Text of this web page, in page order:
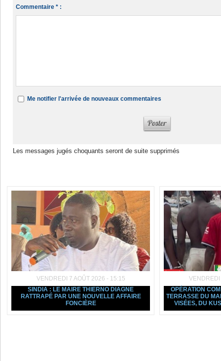
Commentaire * :
Me notifier l'arrivée de nouveaux commentaires
Les messages jugés choquants seront de suite supprimés
VENDREDI 7 AOÛT 2026 - 15:15
SINDIA : LE MAIRE THIERNO DIAGNE
RATTRAPÉ PAR UNE NOUVELLE AFFAIRE
FONCIÈRE
OPÉRATION
TERRASSE DU
VISÉES, DU